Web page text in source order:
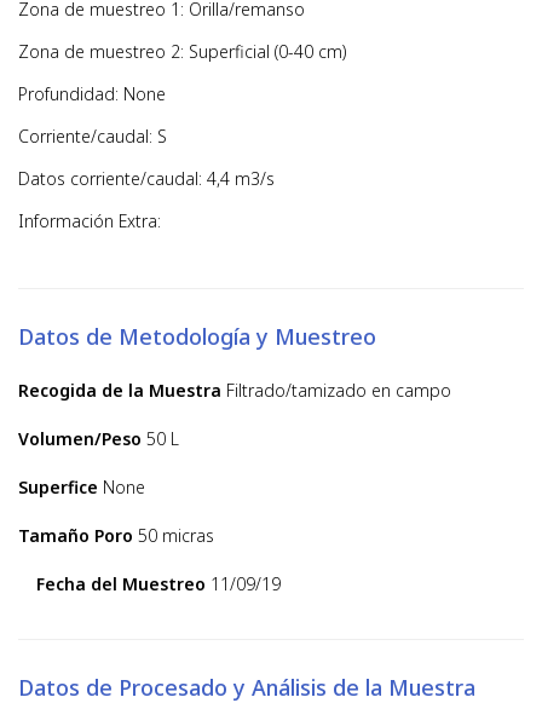
Zona de muestreo 1: Orilla/remanso
Zona de muestreo 2: Superficial (0-40 cm)
Profundidad: None
Corriente/caudal: S
Datos corriente/caudal: 4,4 m3/s
Información Extra:
Datos de Metodología y Muestreo
Recogida de la Muestra Filtrado/tamizado en campo
Volumen/Peso 50 L
Superfice None
Tamaño Poro 50 micras
Fecha del Muestreo 11/09/19
Datos de Procesado y Análisis de la Muestra